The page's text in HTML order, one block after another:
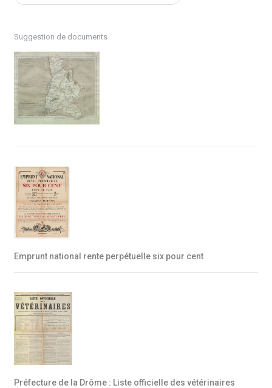
Suggestion de documents
Emprunt national rente perpétuelle six pour cent
Préfecture de la Drôme : Liste officielle des vétérinaires